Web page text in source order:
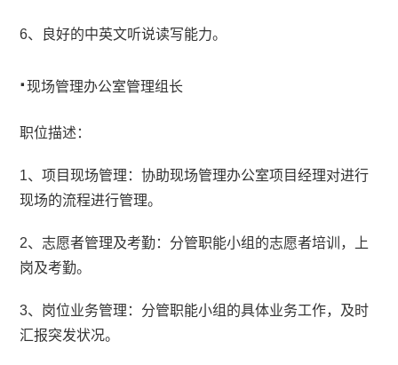
6、良好的中英文听说读写能力。
·现场管理办公室管理组长
职位描述：
1、项目现场管理：协助现场管理办公室项目经理对进行
现场的流程进行管理。
2、志愿者管理及考勤：分管职能小组的志愿者培训，上
岗及考勤。
3、岗位业务管理：分管职能小组的具体业务工作，及时
汇报突发状况。